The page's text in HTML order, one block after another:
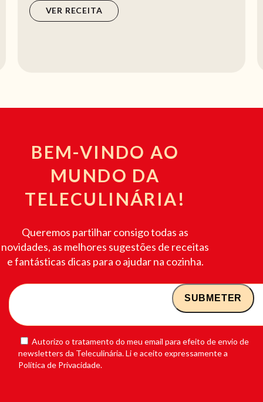
VER RECEITA
BEM-VINDO AO
MUNDO DA
TELECULINÁRIA!
Queremos partilhar consigo todas as
novidades, as melhores sugestões de receitas
e fantásticas dicas para o ajudar na cozinha.
Autorizo o tratamento do meu email para efeito de envio de
newsletters da Teleculinária. Li e aceito expressamente a
Política de Privacidade.